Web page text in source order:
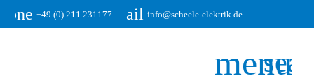
+49 (0) 211 231177email info@scheele-elektrik.de
menu